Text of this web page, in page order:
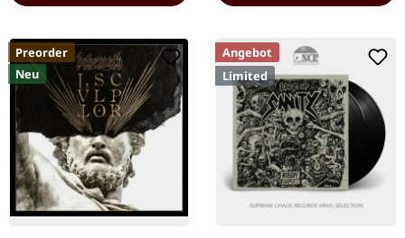
Preorder
Neu
Angebot
Limited